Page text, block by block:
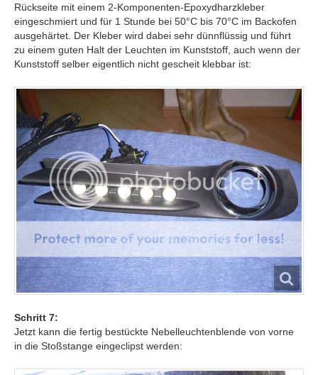
Rückseite mit einem 2-Komponenten-Epoxydharzkleber
eingeschmiert und für 1 Stunde bei 50°C bis 70°C im Backofen
ausgehärtet. Der Kleber wird dabei sehr dünnflüssig und führt
zu einem guten Halt der Leuchten im Kunststoff, auch wenn der
Kunststoff selber eigentlich nicht gescheit klebbar ist:
Schritt 7:
Jetzt kann die fertig bestückte Nebelleuchtenblende von vorne
in die Stoßstange eingeclipst werden: